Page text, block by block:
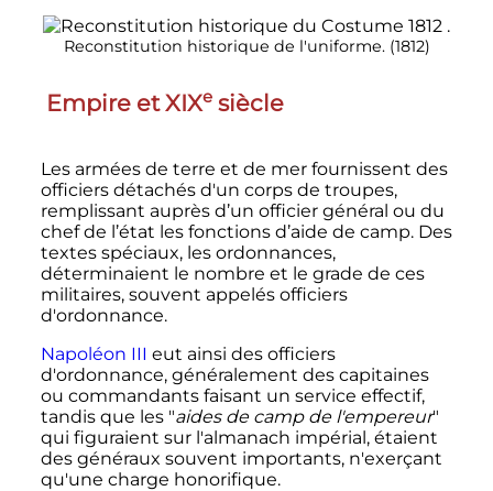
Reconstitution historique de l'uniforme. (1812)
Empire etXIXe siècle
Les armées de terre et de mer fournissent des
officiers détachés d'un corps de troupes,
remplissant auprès d’un officier général ou du
chef de l’état les fonctions d’aide de camp. Des
textes spéciaux, les ordonnances,
déterminaient le nombre et le grade de ces
militaires, souvent appelés officiers
d'ordonnance.
Napoléon III eut ainsi des officiers
d'ordonnance, généralement des capitaines
ou commandants faisant un service effectif,
tandis que les "aides de camp de l'empereur"
qui figuraient sur l'almanach impérial, étaient
des généraux souvent importants, n'exerçant
qu'une charge honorifique.